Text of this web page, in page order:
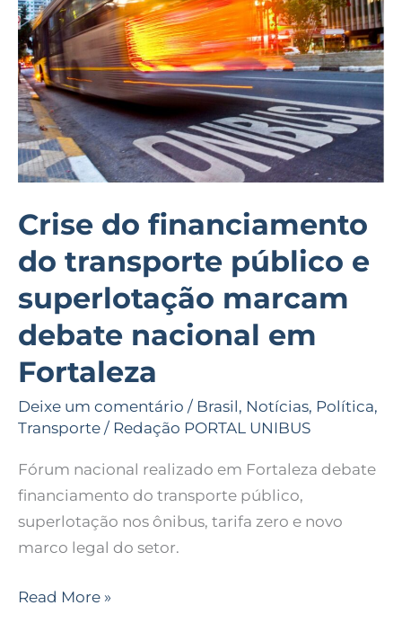
Crise do financiamento
do transporte público e
superlotação marcam
debate nacional em
Fortaleza
Deixe um comentário / Brasil, Notícias, Política,
Transporte / Redação PORTAL UNIBUS
Fórum nacional realizado em Fortaleza debate
financiamento do transporte público,
superlotação nos ônibus, tarifa zero e novo
marco legal do setor.
transporte
público
e
superlotação
marcam
debate
nacional
Fortaleza
Read More »